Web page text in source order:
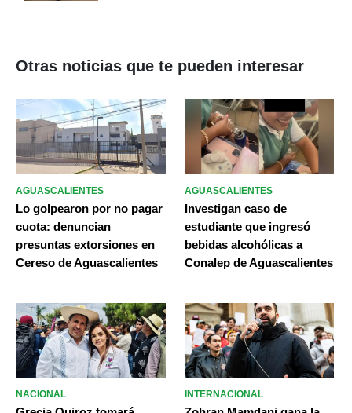
Otras noticias que te pueden interesar
AGUASCALIENTES
Lo golpearon por no pagar
cuota: denuncian
presuntas extorsiones en
Cereso de Aguascalientes
AGUASCALIENTES
Investigan caso de
estudiante que ingresó
bebidas alcohólicas a
Conalep de Aguascalientes
NACIONAL INTERNACIONAL